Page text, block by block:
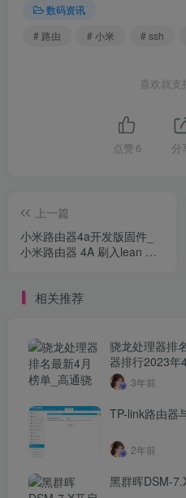
数码资讯
# 路由
# 小米 # ssh
喜欢就
点赞 6 分
上一篇
小米路由器4a开发版固件_
小米路由器 4A 刷入lean 的
相关推荐
骁龙处理器排
器排行2023年
3年前
TP-link路由器
2年前
黑群晖DSM-